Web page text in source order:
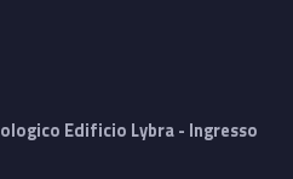
Edificio Lybra - Ingresso